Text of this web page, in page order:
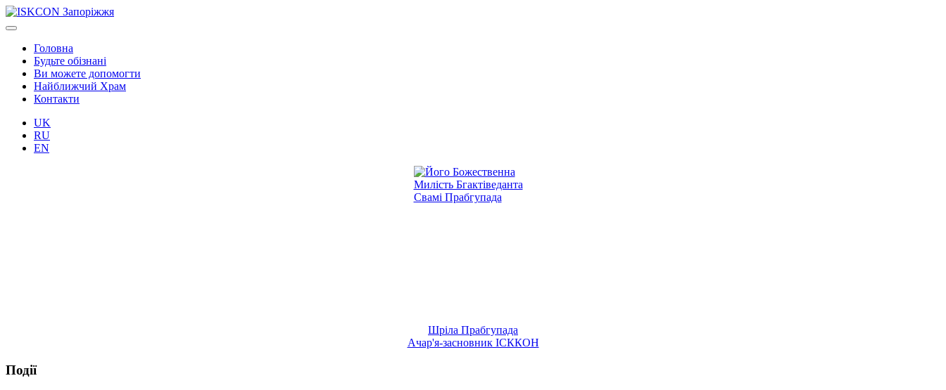
Головна
Будьте обізнані
Ви можете допомогти
Найближчий Храм
Контакти
UK
RU
EN
Шріла Прабгупада
Ачар'я-засновник ІСККОН
Події